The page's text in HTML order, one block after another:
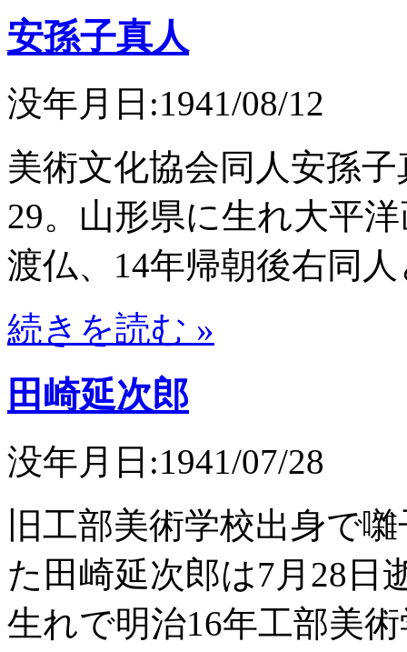
安孫子真人
没年月日:1941/08/12
美術文化協会同人安孫
29。山形県に生れ大平
渡仏、14年帰朝後右同
続きを読む »
田崎延次郎
没年月日:1941/07/28
旧工部美術学校出身で
た田崎延次郎は7月28日
生れで明治16年工部美